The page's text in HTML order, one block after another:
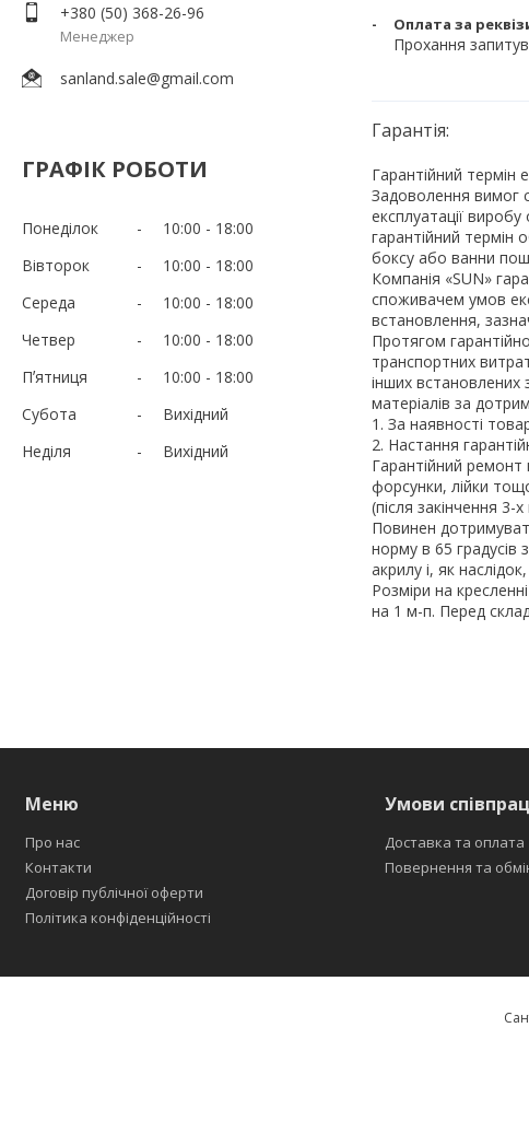
+380 (50) 368-26-96
Менеджер
sanland.sale@gmail.com
ГРАФІК РОБОТИ
Понеділок 10:00
18:00
Вівторок
10:00
18:00
Середа
10:00
18:00
Четвер
10:00
18:00
Пʼятниця
10:00
18:00
Субота
Вихідний
Неділя
Вихідний
Оплата за
Прохання
Гарантія:
Гарантійний термін
Задоволення вимог
експлуатації
гарантійний термін
боксу або ванни
Компанія «SUN»
споживачем умов
встановлення,
Протягом
транспортних
інших
матеріалів за
1. За наявності
2. Настання
Гарантійний ремонт
форсунки, лійки
(після закінчення 3-
Повинен
норму в 65 градусів
акрилу і, як
Розміри на
на 1 м-п. Перед
Меню
Про нас
Контакти
Договір публічної оферти
Політика конфіденційності
Умови
Доставка та оплата
Повернення та